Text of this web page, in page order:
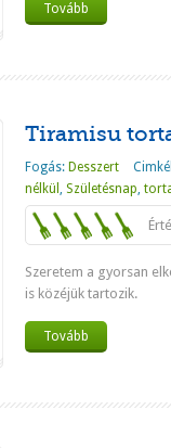
Tovább
Tiramisu
Fogás: Desszert
nélkül , Születésnap,
Szeretem a gyorsan
is közéjük tartozik.
Tovább